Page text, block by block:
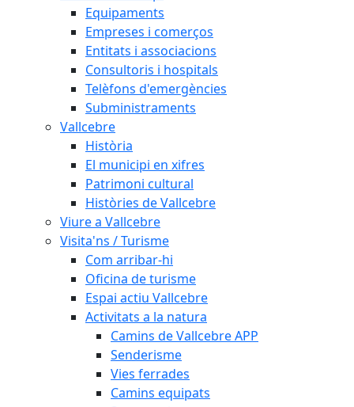
Equipaments
Empreses i comerços
Entitats i associacions
Consultoris i hospitals
Telèfons d'emergències
Subministraments
Vallcebre
Història
El municipi en xifres
Patrimoni cultural
Històries de Vallcebre
Viure a Vallcebre
Visita'ns / Turisme
Com arribar-hi
Oficina de turisme
Espai actiu Vallcebre
Activitats a la natura
Camins de Vallcebre APP
Senderisme
Vies ferrades
Camins equipats